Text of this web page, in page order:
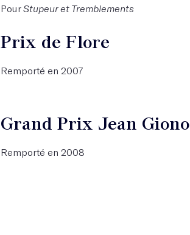
PourStupeur et Tremblements
Prix de Flore
Remporté en 2007
Grand Prix Jean Giono
Remporté en 2008